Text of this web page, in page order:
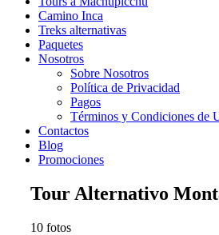
Camino Inca
Treks alternativas
Paquetes
Nosotros
Sobre Nosotros
Política de Privacidad
Pagos
Términos y Condiciones de
Contactos
Blog
Promociones
Tour Alternativo
10 fotos